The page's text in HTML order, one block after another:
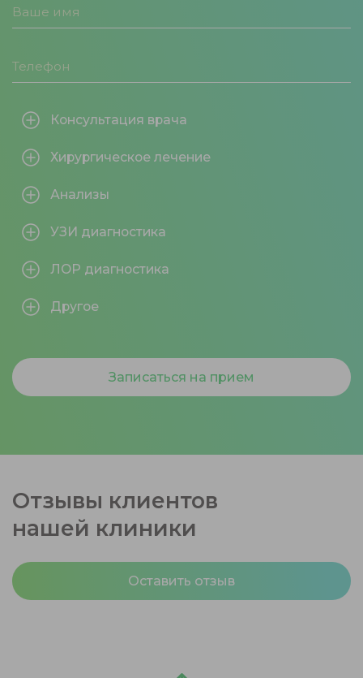
Консультация врача
Хирургическое лечение
Анализы
УЗИ диагностика
ЛОР диагностика
Другое
Записаться на прием
Отзывы клиентов
нашей клиники
Оставить отзыв